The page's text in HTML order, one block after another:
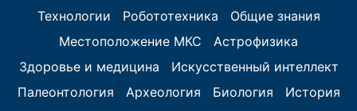
Технологии
Робототехника
Общие знания
Местоположение МКС
Астрофизика
Здоровье и медицина
Искусственный интеллект
Палеонтология
Археология Биология
История